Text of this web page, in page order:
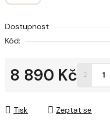
Dostupnost
Kód:
8 890 Kč
Tisk Zeptat se